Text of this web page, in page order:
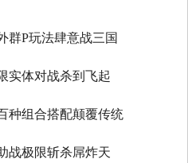
群P玩法肆意战三国
实体对战杀到飞起
种组合搭配颠覆传统
战极限斩杀屌炸天